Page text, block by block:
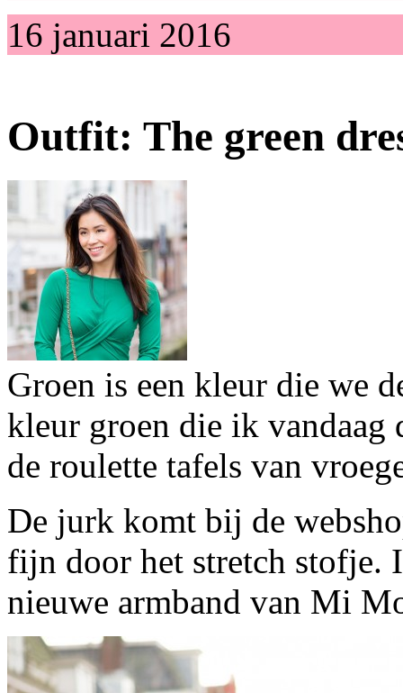
16 januari 2016
Outfit: The green
Groen is een kleur die we
kleur groen die ik vandaag
de roulette tafels van
De jurk komt bij de
fijn door het stretch stofje.
nieuwe armband van Mi